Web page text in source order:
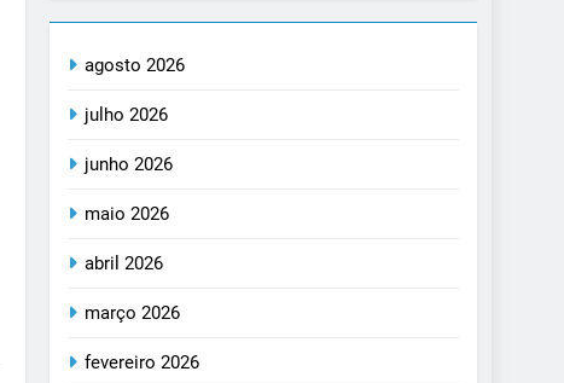
agosto 2026
julho 2026
junho 2026
maio 2026
abril 2026
março 2026
fevereiro 2026